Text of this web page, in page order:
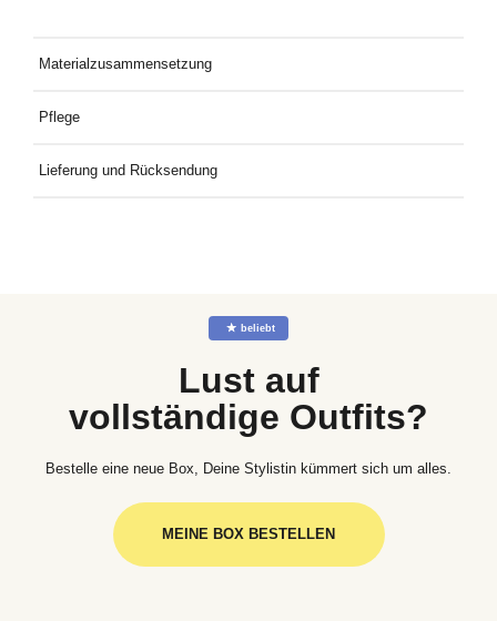
Materialzusammensetzung
Pflege
Behandlung, Nicht im Trockner trocknen, Bügeln bei mittlerer
Lieferung und Rücksendung
☆ beliebt
Lust auf
vollständige Outfits?
Bestelle eine neue Box, Deine Stylistin kümmert sich um alles.
MEINE BOX BESTELLEN